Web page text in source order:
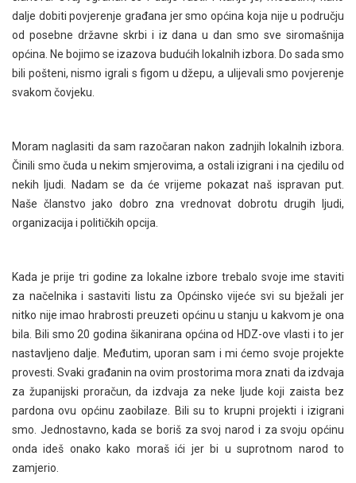
dalje dobiti povjerenje građana jer smo općina koja nije u području
od posebne državne skrbi i iz dana u dan smo sve siromašnija
općina. Ne bojimo se izazova budućih lokalnih izbora. Do sada smo
bili pošteni, nismo igrali s figom u džepu, a ulijevali smo povjerenje
svakom čovjeku.
Moram naglasiti da sam razočaran nakon zadnjih lokalnih izbora.
Činili smo čuda u nekim smjerovima, a ostali izigrani i na cjedilu od
nekih ljudi. Nadam se da će vrijeme pokazat naš ispravan put.
Naše članstvo jako dobro zna vrednovat dobrotu drugih ljudi,
organizacija i političkih opcija.
Kada je prije tri godine za lokalne izbore trebalo svoje ime staviti
za načelnika i sastaviti listu za Općinsko vijeće svi su bježali jer
nitko nije imao hrabrosti preuzeti općinu u stanju u kakvom je ona
bila. Bili smo 20 godina šikanirana općina od HDZ-ove vlasti i to jer
nastavljeno dalje. Međutim, uporan sam i mi ćemo svoje projekte
provesti. Svaki građanin na ovim prostorima mora znati da izdvaja
za županijski proračun, da izdvaja za neke ljude koji zaista bez
pardona ovu općinu zaobilaze. Bili su to krupni projekti i izigrani
smo. Jednostavno, kada se boriš za svoj narod i za svoju općinu
onda ideš onako kako moraš ići jer bi u suprotnom narod to
zamjerio.